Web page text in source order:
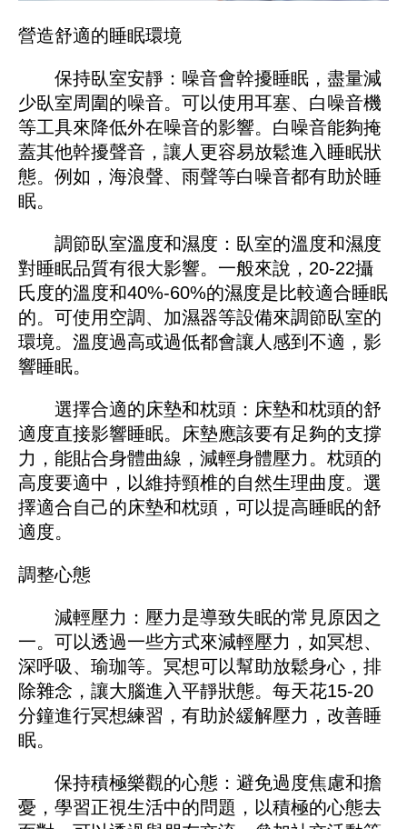
營造舒適的睡眠環境
保持臥室安靜：噪音會幹擾睡眠，盡量減
少臥室周圍的噪音。可以使用耳塞、白噪音機
等工具來降低外在噪音的影響。白噪音能夠掩
蓋其他幹擾聲音，讓人更容易放鬆進入睡眠狀
態。例如，海浪聲、雨聲等白噪音都有助於睡
眠。
調節臥室溫度和濕度：臥室的溫度和濕度
對睡眠品質有很大影響。一般來說，20-22攝
氏度的溫度和40%-60%的濕度是比較適合睡眠
的。可使用空調、加濕器等設備來調節臥室的
環境。溫度過高或過低都會讓人感到不適，影
響睡眠。
選擇合適的床墊和枕頭：床墊和枕頭的舒
適度直接影響睡眠。床墊應該要有足夠的支撐
力，能貼合身體曲線，減輕身體壓力。枕頭的
高度要適中，以維持頸椎的自然生理曲度。選
擇適合自己的床墊和枕頭，可以提高睡眠的舒
適度。
調整心態
減輕壓力：壓力是導致失眠的常見原因之
一。可以透過一些方式來減輕壓力，如冥想、
深呼吸、瑜珈等。冥想可以幫助放鬆身心，排
除雜念，讓大腦進入平靜狀態。每天花15-20
分鐘進行冥想練習，有助於緩解壓力，改善睡
眠。
保持積極樂觀的心態：避免過度焦慮和擔
憂，學習正視生活中的問題，以積極的心態去